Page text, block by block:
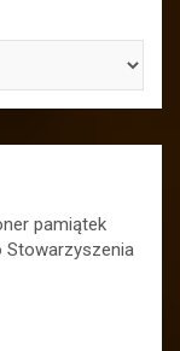
pamiątek
Stowarzyszenia